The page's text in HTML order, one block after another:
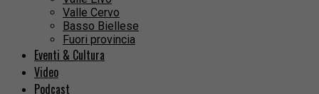
Valle Cervo
Basso Biellese
Fuori provincia
Eventi & Cultura
Video
Podcast